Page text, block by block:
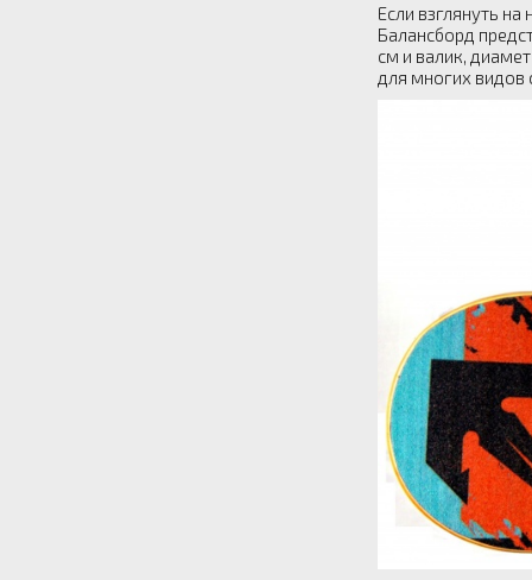
Если взглянуть
Балансборд
см и валик,
для многих видов